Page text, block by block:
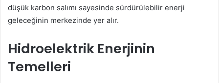
düşük karbon salımı sayesinde sürdürülebilir enerji
geleceğinin merkezinde yer alır.
Hidroelektrik Enerjinin
Temelleri